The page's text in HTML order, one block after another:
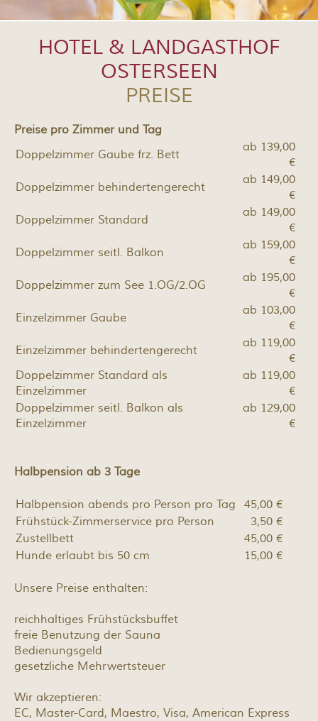
HOTEL & LANDGASTHOF
OSTERSEEN
PREISE
Preise pro Zimmer und Tag
Doppelzimmer Gaube frz. Bett
ab 139,00
€
Doppelzimmer behindertengerecht
ab 149,00
€
Doppelzimmer Standard
ab 149,00
€
Doppelzimmer seitl. Balkon
ab 159,00
€
Doppelzimmer zum See 1.OG/2.OG
ab 195,00
€
Einzelzimmer Gaube
ab 103,00
€
Einzelzimmer behindertengerecht
ab 119,00
€
Doppelzimmer Standard als
Einzelzimmer
ab 119,00
€
Doppelzimmer seitl. Balkon als
Einzelzimmer
ab 129,00
€
Halbpension ab 3 Tage
Halbpension abends pro Person pro Tag
45,00 €
Frühstück-Zimmerservice pro Person
3,50 €
Zustellbett
45,00 €
Hunde erlaubt bis 50 cm
15,00 €
Unsere Preise enthalten:
reichhaltiges Frühstücksbuffet
freie Benutzung der Sauna
Bedienungsgeld
gesetzliche Mehrwertsteuer
Wir akzeptieren:
EC, Master-Card, Maestro, Visa, American Express